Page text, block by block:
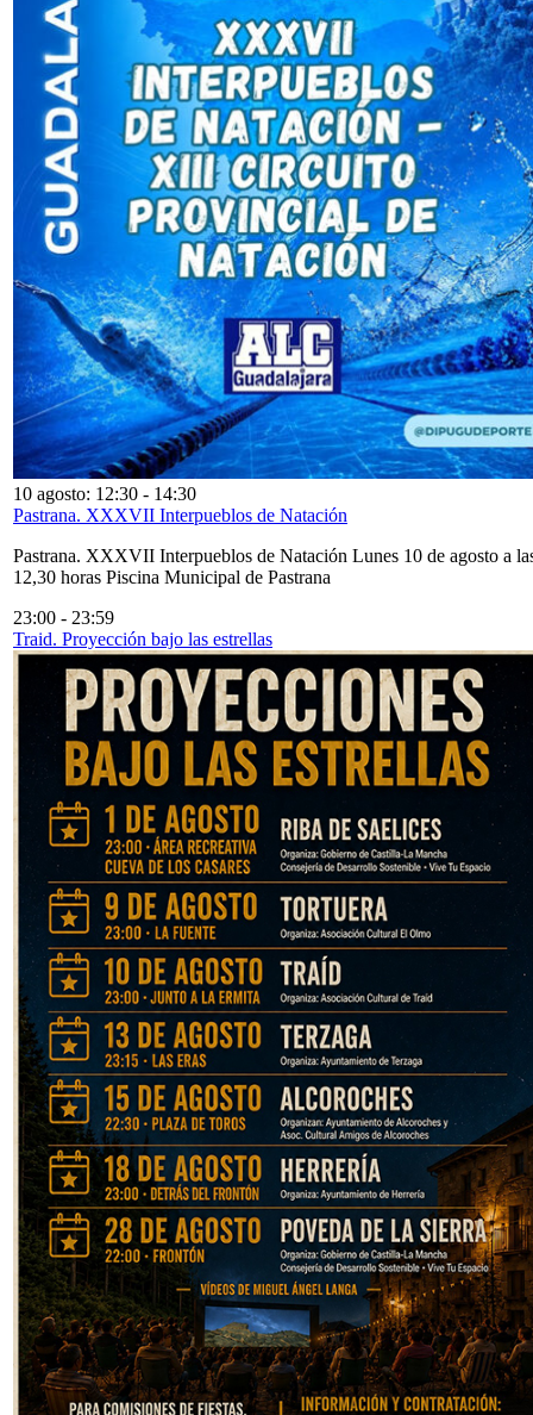
10 agosto: 12:30 - 14:30
Pastrana. XXXVII Interpueblos de Natación
Pastrana. XXXVII Interpueblos de Natación Lunes 10 de agosto a
12,30 horas Piscina Municipal de Pastrana
23:00 - 23:59
Traid. Proyección bajo las estrellas